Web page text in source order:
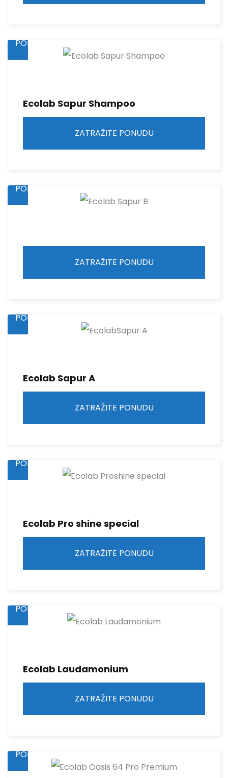
PONUDU
Ecolab Sapur Shampoo
ZATRAŽITE PONUDU
PONUDU
ZATRAŽITE PONUDU
PONUDU
Ecolab Sapur A
ZATRAŽITE PONUDU
PONUDU
Ecolab Pro shine special
ZATRAŽITE PONUDU
PONUDU
Ecolab Laudamonium
ZATRAŽITE PONUDU
PONUDU